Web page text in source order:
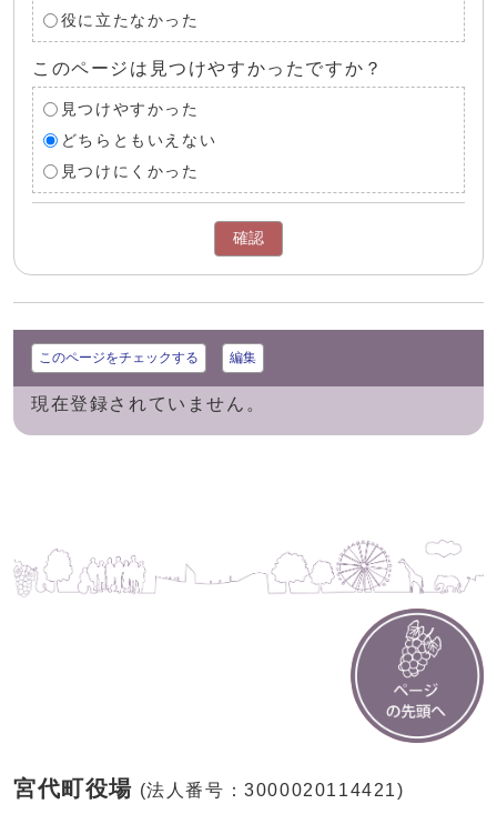
役に立たなかった
このページは見つけやすかったですか？
見つけやすかった
どちらともいえない
見つけにくかった
確認
このページをチェックする 編集
現在登録されていません。
宮代町役場 (法人番号：3000020114421)